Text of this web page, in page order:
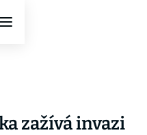
zažívá invazi